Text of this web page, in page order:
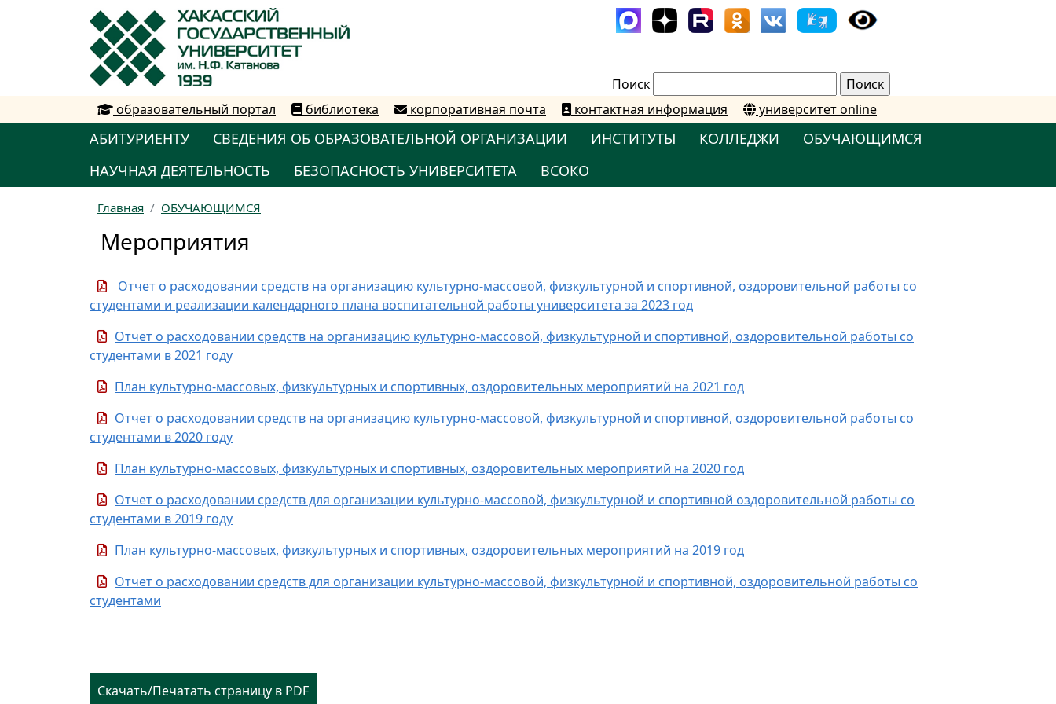
Поиск
образовательный портал
библиотека корпоративная почта контактная информация университет online
АБИТУРИЕНТУ СВЕДЕНИЯ ОБ ОБРАЗОВАТЕЛЬНОЙ ОРГАНИЗАЦИИ ИНСТИТУТЫ КОЛЛЕДЖИ
ОБУЧАЮЩИМСЯ
НАУЧНАЯ ДЕЯТЕЛЬНОСТЬ
БЕЗОПАСНОСТЬ УНИВЕРСИТЕТА ВСОКО
Главная ОБУЧАЮЩИМСЯ
Мероприятия
Отчет о расходовании средств на организацию культурно-массовой, физкультурной и спортивной, оздоровительной работы со
студентами и реализации календарного плана воспитательной работы университета за 2023 год
Отчет о расходовании средств на организацию культурно-массовой, физкультурной и спортивной, оздоровительной работы со
студентами в 2021 году
План культурно-массовых, физкультурных и спортивных, оздоровительных мероприятий на 2021 год
Отчет о расходовании средств на организацию культурно-массовой, физкультурной и спортивной, оздоровительной работы со
студентами в 2020 году
План культурно-массовых, физкультурных и спортивных, оздоровительных мероприятий на 2020 год
Отчет о расходовании средств для организации культурно-массовой, физкультурной и спортивной оздоровительной работы со
студентами в 2019 году
План культурно-массовых, физкультурных и спортивных, оздоровительных мероприятий на 2019 год
Отчет о расходовании средств для организации культурно-массовой, физкультурной и спортивной, оздоровительной работы со
студентами
Скачать/Печатать страницу в PDF